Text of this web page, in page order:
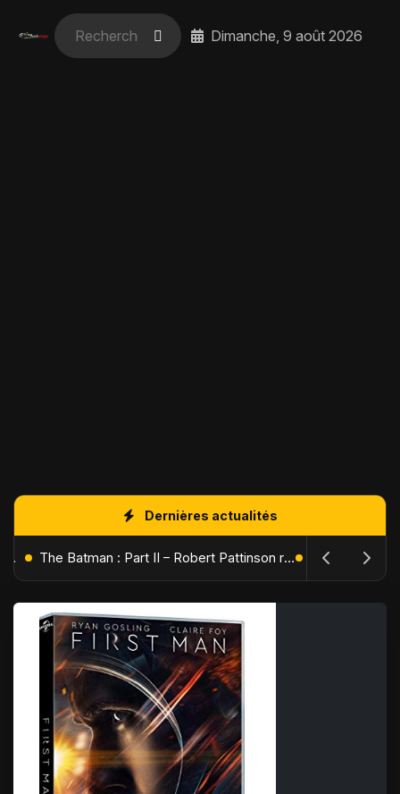
Dimanche, 9 août 2026
Dernières actualités
L'Âge de Glace : Le Réveil du Volcan – Manny, Sid et Diego de retour pour une aventure explosive The Batman : Part II – Robert Pattinson replonge dans les ténèbres de Gotham dès octobre 2027